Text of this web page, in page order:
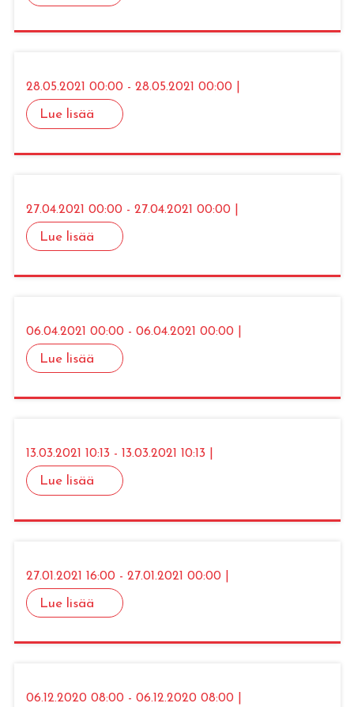
28.05.2021 00:00 - 28.05.2021 00:00 |
Lue lisää
27.04.2021 00:00 - 27.04.2021 00:00 |
Lue lisää
06.04.2021 00:00 - 06.04.2021 00:00 |
Lue lisää
13.03.2021 10:13 - 13.03.2021 10:13 |
Lue lisää
27.01.2021 16:00 - 27.01.2021 00:00 |
Lue lisää
06.12.2020 08:00 - 06.12.2020 08:00 |